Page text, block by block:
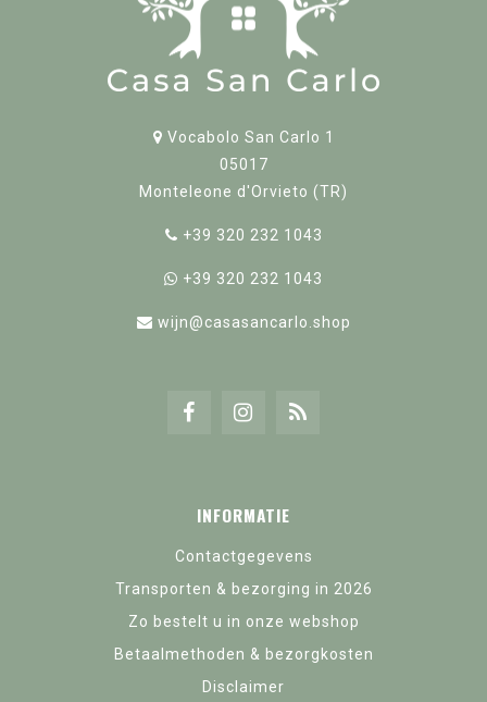
Vocabolo San Carlo 1
05017
Monteleone d'Orvieto (TR)
+39 320 232 1043
+39 320 232 1043
wijn@casasancarlo.shop
INFORMATIE
Contactgegevens
Transporten & bezorging in 2026
Zo bestelt u in onze webshop
Betaalmethoden & bezorgkosten
Disclaimer